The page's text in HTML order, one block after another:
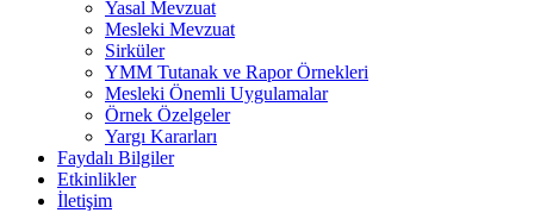
Yasal Mevzuat
Mesleki Mevzuat
Sirküler
YMM Tutanak ve Rapor Örnekleri
Mesleki Önemli Uygulamalar
Örnek Özelgeler
Yargı Kararları
Faydalı Bilgiler
Etkinlikler
İletişim